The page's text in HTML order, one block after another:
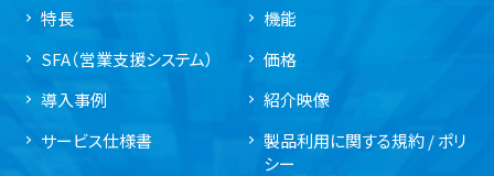
特長
機能
SFA（営業支援システム）
価格
導入事例
紹介映像
サービス仕様書
製品利用に関する規約 / ポリ
シー